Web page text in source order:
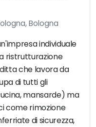
Bologna
individuale
ristrutturazione
che lavora da
di tutti gli
mansarde) ma
come rimozione
di sicurezza,